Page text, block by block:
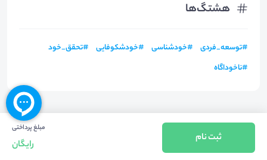
هشتگ‌ها
#توسعه_فردی #خودشناسی #خودشکوفایی #تحقق_خود
#ناخوداگاه
مبلغ پرداختی
رایگان
ثبت نام